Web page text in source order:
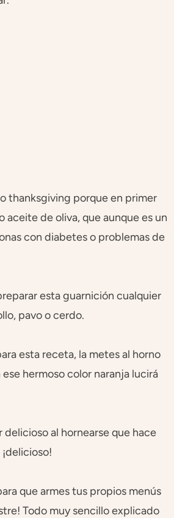
thanksgiving porque en primer
de oliva, que aunque es un
con diabetes o problemas de
esta guarnición cualquier
pavo o cerdo.
esta receta, la metes al horno
hermoso color naranja lucirá
al hornearse que hace
que armes tus propios menús
Todo muy sencillo explicado